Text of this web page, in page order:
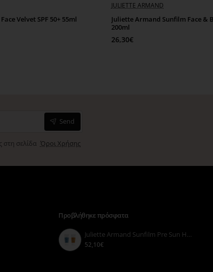
Velvet SPF 50+ 55ml
JULIETTE ARMAND
Juliette Armand Sunfilm Face &
200ml
26,30€
Send
στη σελίδα Όροι Χρήσης
Προβλήθηκε πρόσφατα
Juliette Armand Sunfilm Pre Sun Hydra Protecting Gel 55ml & Face Gel SPF 30 55ml
52,10€